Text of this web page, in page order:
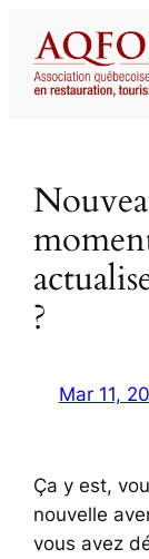
contenu
?
Mar 11,
Ça y est,
nouvelle
vous avez